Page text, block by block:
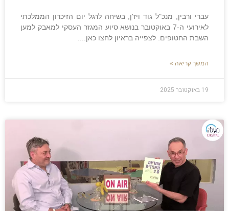
עברי ורבין, מנכ"ל גוד ויז'ן, בשיחה לרגל יום הזיכרון הממלכתי
לאירועי ה-7 באוקטובר בנושא סיוע המגזר העסקי למאבק למען
השבת החטופים. לצפייה בראיון לחצו כאן.
המשך קריאה »
19 באוקטובר 2025